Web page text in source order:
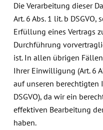
Die Verarbeitung dieser
Art. 6 Abs. 1 lit. b
Erfüllung eines Vertrags
Durchführung
ist. In allen übrigen
Ihrer Einwilligung (Art. 6
auf unseren berechtigten
DSGVO), da wir ein
effektiven Bearbeitung
haben.